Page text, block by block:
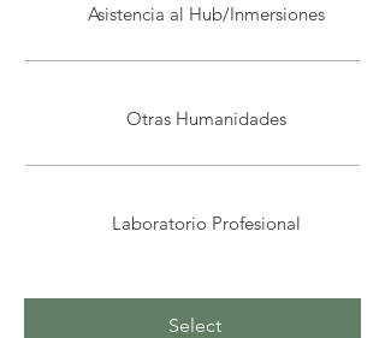
Select
Asistencia al Hub/Inmersiones
Otras Humanidades
Laboratorio Profesional